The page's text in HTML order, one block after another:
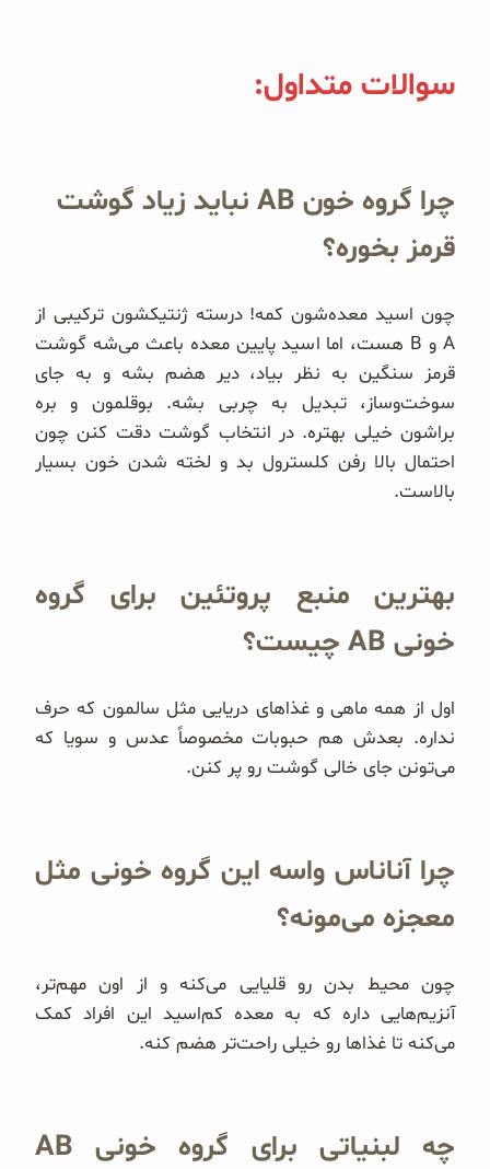
سوالات متداول:
چرا گروه خون AB نباید زیاد گوشت
قرمز بخوره؟
چون اسید معده‌شون کمه! درسته ژنتیکشون ترکیبی از
A و B هست، اما اسید پایین معده باعث می‌شه گوشت
قرمز سنگین به نظر بیاد، دیر هضم بشه و به جای
سوخت‌وساز، تبدیل به چربی بشه. بوقلمون و بره
براشون خیلی بهتره. در انتخاب گوشت دقت کنن چون
احتمال بالا رفن کلسترول بد و لخته شدن خون بسیار
بالاست.
بهترین منبع پروتئین برای گروه
خونی AB چیست؟
اول از همه ماهی و غذاهای دریایی مثل سالمون که حرف
نداره. بعدش هم حبوبات مخصوصاً عدس و سویا که
می‌تونن جای خالی گوشت رو پر کنن.
چرا آناناس واسه این گروه خونی مثل
معجزه می‌مونه؟
چون محیط بدن رو قلیایی می‌کنه و از اون مهم‌تر،
آنزیم‌هایی داره که به معده کم‌اسید این افراد کمک
می‌کنه تا غذاها رو خیلی راحت‌تر هضم کنه.
چه لبنیاتی برای گروه خونی AB